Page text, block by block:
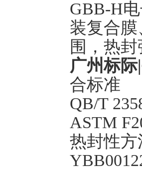
GBB-H
装复合
围，热
广州标
合标准
QB/T
ASTM
热封性方